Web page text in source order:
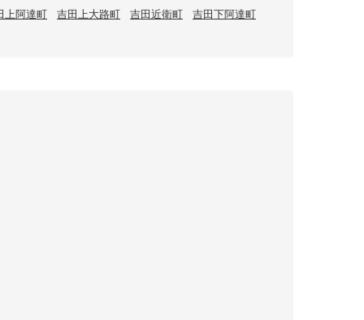
上阿達町 吉田上大路町 吉田近衛町
吉田下阿達町